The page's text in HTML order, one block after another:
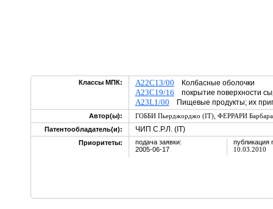
Классы МПК: A22C13/00 Колбасные оболочки
A23C19/16 покрытие поверхности
A23L1/00 Пищевые продукты; их
Автор(ы): ГОББИ Пьерджорджо (IT), ФЕРРАРИ
Патентообладатель(и):
ЧИП С.Р.Л. (IT)
Приоритеты:
подача заявки:
2005-06-17
публикация
10.03.2010